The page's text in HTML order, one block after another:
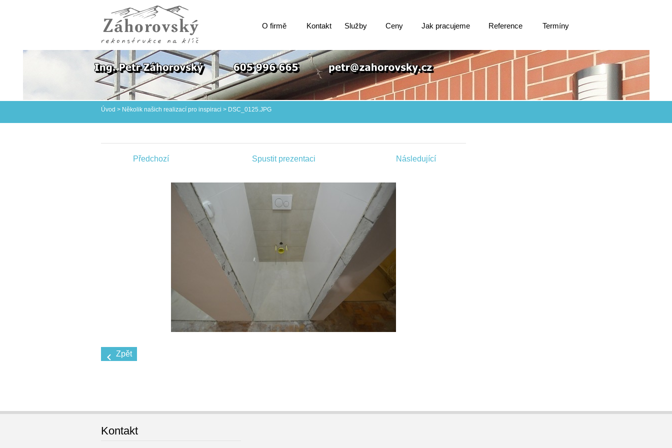
O firmě Kontakt Služby Ceny Jak pracujeme Reference Termíny
Úvod > Několik našich realizací pro inspiraci > DSC_0125.JPG
Předchozí Spustit prezentaci Následující
Zpět
Kontakt